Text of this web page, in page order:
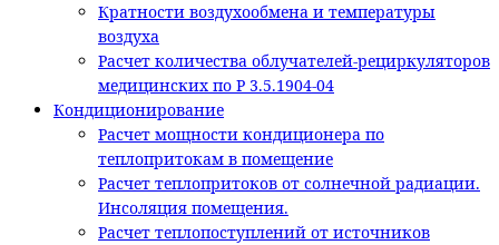
Кратности воздухообмена и температуры
воздуха
Расчет количества облучателей-рециркуляторов
медицинских по Р 3.5.1904-04
Кондиционирование
Расчет мощности кондиционера по
теплопритокам в помещение
Расчет теплопритоков от солнечной радиации.
Инсоляция помещения.
Расчет теплопоступлений от источников